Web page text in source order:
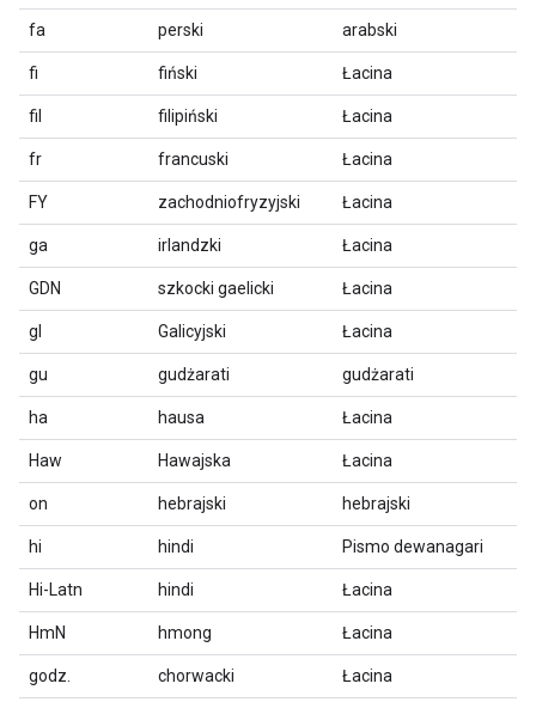
fa perski arabski
fi fiński Łacina
fil filipiński Łacina
fr francuski Łacina
FY zachodniofryzyjski Łacina
ga irlandzki Łacina
GDN szkocki gaelicki Łacina
gl Galicyjski Łacina
gu gudżarati gudżarati
ha hausa Łacina
Haw Hawajska Łacina
on hebrajski hebrajski
hi hindi Pismo dewanagari
Hi-Latn hindi Łacina
HmN hmong Łacina
godz. chorwacki Łacina